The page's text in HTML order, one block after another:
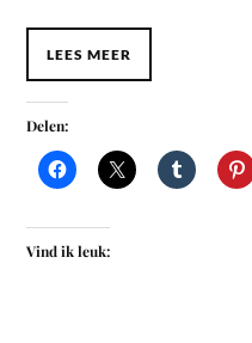
LEES MEER
Delen:
Vind ik leuk: